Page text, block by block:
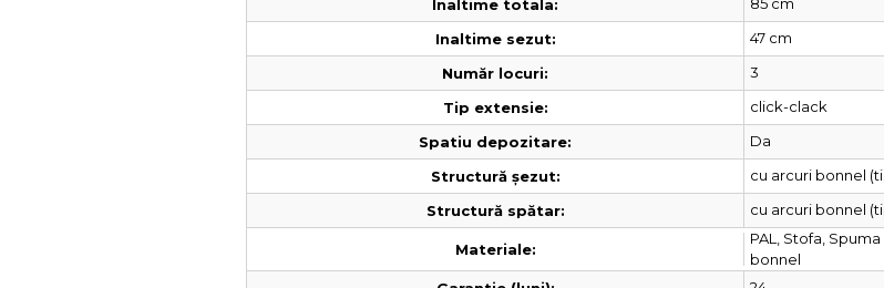
Inaltime totala:
Inaltime sezut:
47 cm
Număr locuri:
3
Tip extensie:
click-clack
Spatiu depozitare:
Da
Structură șezut:
cu arcuri bonnel
Structură spătar:
cu arcuri bonnel
Materiale:
PAL, Stofa,
bonnel